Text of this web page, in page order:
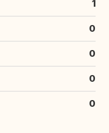
1
0
0
0
0